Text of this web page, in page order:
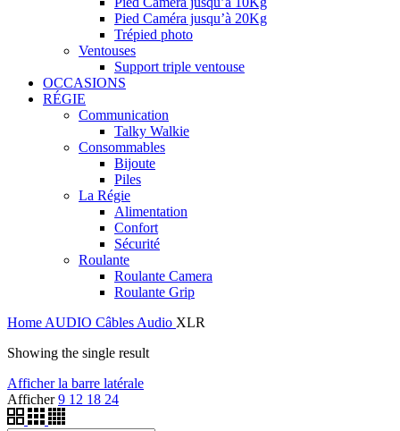
Pied Caméra jusqu’à 20Kg
Trépied photo
Ventouses
Support triple ventouse
OCCASIONS
RÉGIE
Communication
Talky Walkie
Consommables
Bijoute
Piles
La Régie
Alimentation
Confort
Sécurité
Roulante
Roulante Camera
Roulante Grip
Home AUDIO Câbles Audio XLR
Showing the single result
Afficher la barre latérale
Afficher9 12 18 24